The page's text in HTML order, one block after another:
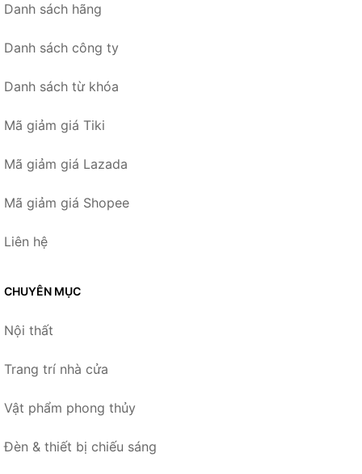
Danh sách hãng
Danh sách công ty
Danh sách từ khóa
Mã giảm giá Tiki
Mã giảm giá Lazada
Mã giảm giá Shopee
Liên hệ
CHUYÊN MỤC
Nội thất
Trang trí nhà cửa
Vật phẩm phong thủy
Đèn & thiết bị chiếu sáng